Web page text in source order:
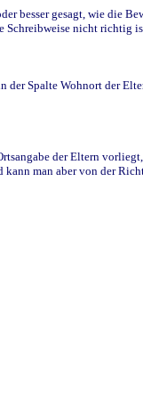
besser gesagt, wie die
nicht richtig
Spalte Wohnort der
der Eltern
man aber von der